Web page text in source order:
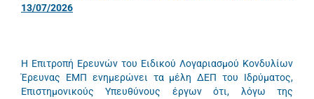
13/07/2026
Η Επιτροπή Ερευνών του Ειδικού Λογαριασμού Κονδυλίων
Έρευνας ΕΜΠ ενημερώνει τα μέλη ΔΕΠ του Ιδρύματος,
Επιστημονικούς Υπευθύνους έργων ότι, λόγω της